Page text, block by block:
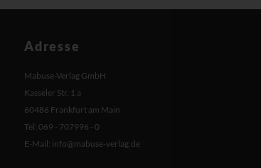
Adresse
Mabuse-Verlag GmbH
Kasseler Str. 1 a
60486 Frankfurt am Main
Tel: 069 - 707996 - 0
E-Mail: info@mabuse-verlag.de